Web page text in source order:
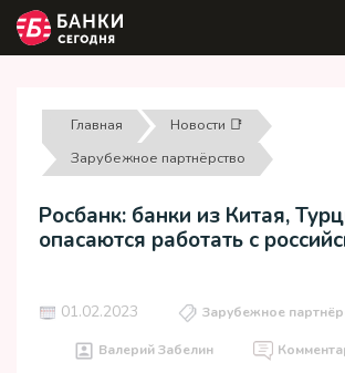
Главная
Новости 📑
Зарубежное партнёрство
Росбанк: банки из Китая,
опасаются работать с
01.02.2023 Зарубежное
Валерий Забелин